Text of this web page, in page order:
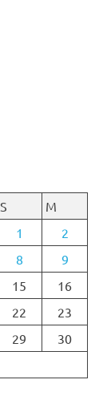
S
M
1
2
8
9
15
16
22
23
29
30